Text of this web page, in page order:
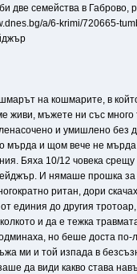
две семейства в
a/6-krimi/720665-
на кошмарите, в
живи, мъжете ни със
и умишлено без
мърда и щом вече не мърда
Бяха 10/12 човека
И нямаше прошка за
ритан, дори
единия до другия
колкото и да е тежка
но беше доста по-
ми и той изпада в
да види какво става